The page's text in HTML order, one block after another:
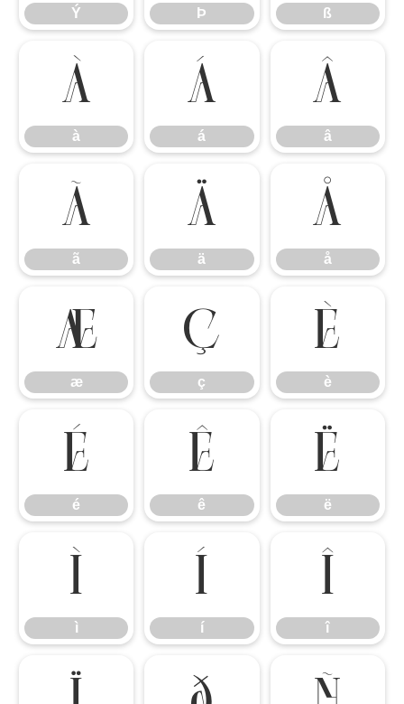
Ý Þ ß
à
à
á
á
â
â
ã
ã
ä
ä
å
å
æ
æ
ç
ç
è
è
é
é
ê
ê
ë
ë
ì
ì
í
í
î
î